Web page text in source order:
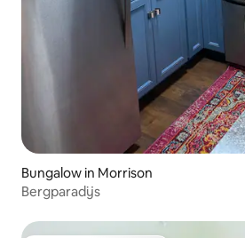
Bungalow in Morrison
Bergparadijs